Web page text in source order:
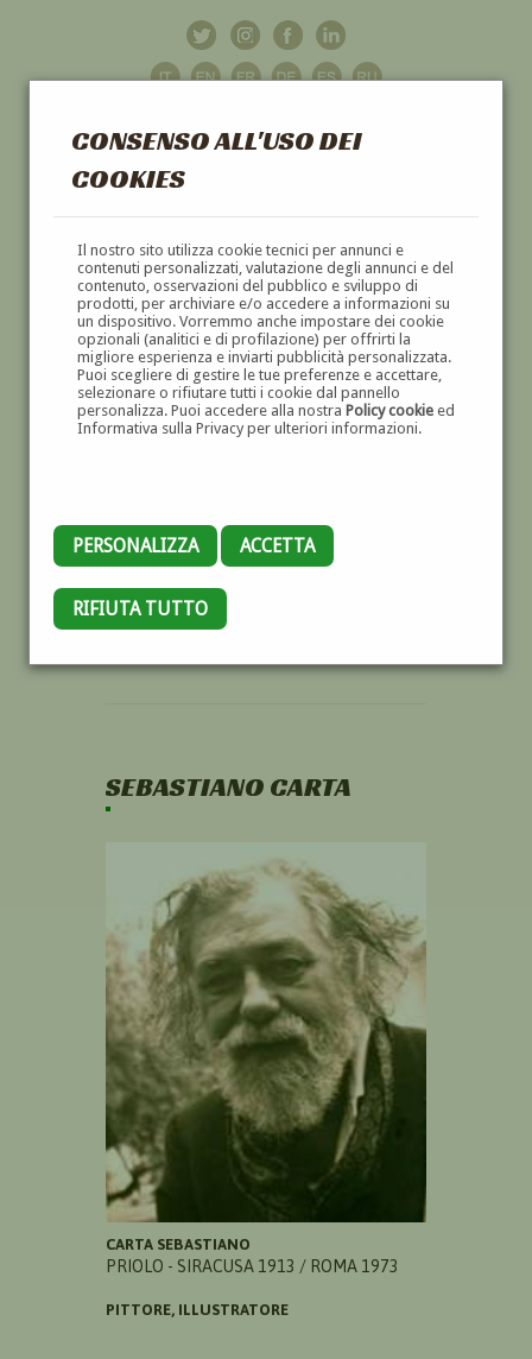
CONSENSO ALL'USO DEI
COOKIES
Il nostro sito utilizza cookie tecnici per annunci e
contenuti personalizzati, valutazione degli annunci e del
contenuto, osservazioni del pubblico e sviluppo di
prodotti, per archiviare e/o accedere a informazioni su
un dispositivo. Vorremmo anche impostare dei cookie
opzionali (analitici e di profilazione) per offrirti la
migliore esperienza e inviarti pubblicità personalizzata.
Puoi scegliere di gestire le tue preferenze e accettare,
selezionare o rifiutare tutti i cookie dal pannello
personalizza. Puoi accedere alla nostra Policy cookieed
Informativa sulla Privacy per ulteriori informazioni.
PERSONALIZZA ACCETTA
RIFIUTA TUTTO
GALLERIAD'ARTE
DIPINTI E SCULTURE '800 E '900
SEBASTIANO CARTA
CARTA SEBASTIANO
PRIOLO - SIRACUSA 1913 / ROMA 1973
PITTORE, ILLUSTRATORE